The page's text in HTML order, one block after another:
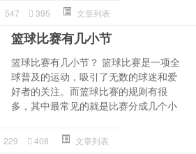
547 395 文章列表
篮球比赛有几小节
篮球比赛有几小节？ 篮球比赛是一项全
球普及的运动，吸引了无数的球迷和爱
好者的关注。而篮球比赛的规则有很
多，其中最常见的就是比赛分成几个小
229 408 文章列表